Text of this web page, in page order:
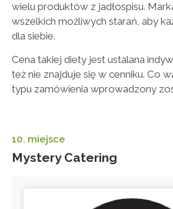
wielu produktów z jadłospisu.
wszelkich możliwych starań, aby
dla siebie.
Cena takiej diety jest ustalana
też nie znajduje się w cenniku. Co
typu zamówienia wprowadzony
10. miejsce
Mystery Catering